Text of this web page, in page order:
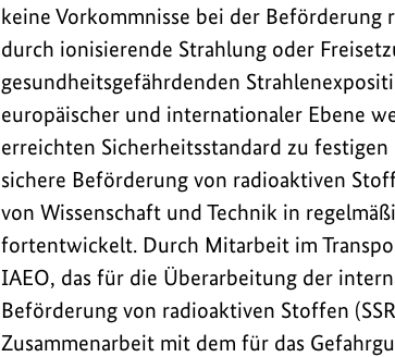
keine Vorkommnisse bei der
durch ionisierende Strahlung oder
gesundheitsgefährdenden
europäischer und internationaler Ebene
erreichten Sicherheitsstandard zu
sichere Beförderung von radioaktiven
von Wissenschaft und Technik in
fortentwickelt. Durch Mitarbeit im
IAEO, das für die Überarbeitung der
Beförderung von radioaktiven Stoffen
Zusammenarbeit mit dem für das